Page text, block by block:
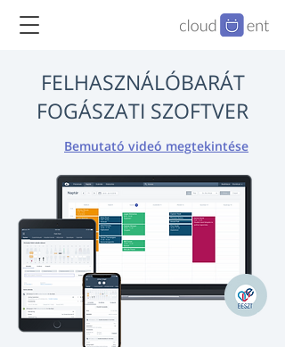
FELHASZNÁLÓBARÁT
FOGÁSZATI SZOFTVER
Bemutató videó megtekintése